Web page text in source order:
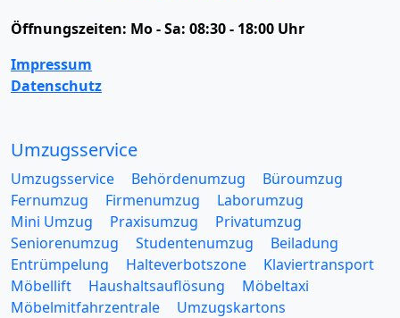
Öffnungszeiten: Mo - Sa: 08:30 - 18:00 Uhr
Impressum
Datenschutz
Umzugsservice
Umzugsservice Behördenumzug
Büroumzug
Fernumzug
Firmenumzug
Laborumzug
Mini Umzug
Praxisumzug
Privatumzug
Seniorenumzug
Studentenumzug
Beiladung
Entrümpelung
Halteverbotszone
Klaviertransport
Möbellift
Haushaltsauflösung
Möbeltaxi
Möbelmitfahrzentrale
Umzugskartons